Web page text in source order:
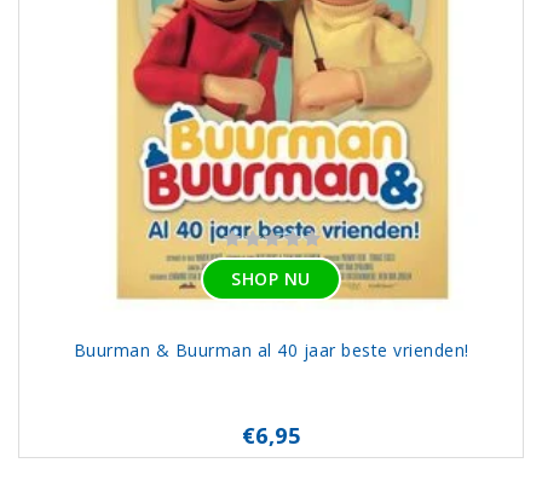
SHOP NU
Buurman & Buurman al 40 jaar beste vrienden!
€6,95